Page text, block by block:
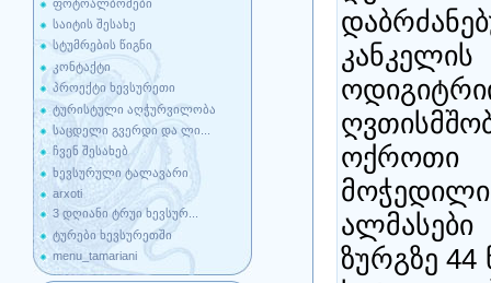
ფოტოალბომები
საიტის შესახე
სტუმრების წიგნი
კონტაქტი
პროექტი ხევსურეთი
ტურისტული აღჭურვილობა
საცდელი გვერდი და ლი...
ჩვენ შესახებ
ხევსურული ტალავარი
arxoti
3 დღიანი ტრუი ხევსურ...
ტურები ხევსურეთში
menu_tamariani
ოქროთი
ზურგზე 44